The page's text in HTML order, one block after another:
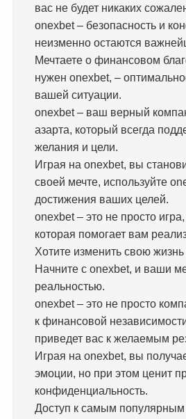
вас не будет никаких
onexbet – безопасность и
неизменно остаются
Мечтаете о финансовом
нужен onexbet, –
вашей ситуации.
onexbet – ваш верный
азарта, который всегда
желания и цели.
Играя на onexbet, вы
своей мечте, используйте
достижения ваших целей.
onexbet – это не просто
которая помогает вам
Хотите изменить свою
Начните с onexbet, и ваши
реальностью.
onexbet – это не просто
к финансовой
приведет вас к желаемым
Играя на onexbet, вы
эмоции, но при этом ценит
конфиденциальность.
Доступ к самым